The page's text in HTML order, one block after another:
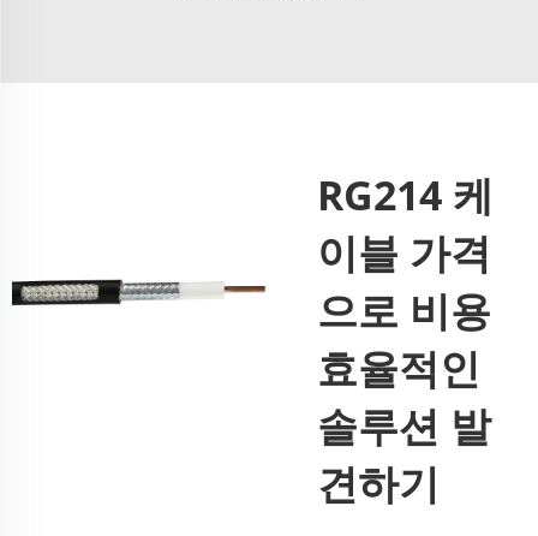
RG214 케
이블 가격
으로 비용
효율적인
솔루션 발
견하기